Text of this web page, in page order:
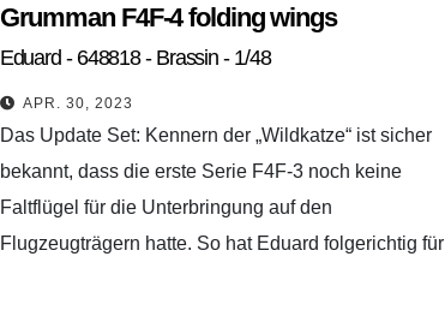
Grumman F4F-4 folding wings
Eduard - 648818 - Brassin - 1/48
APR. 30, 2023
Das Update Set: Kennern der „Wildkatze“ ist sicher
bekannt, dass die erste Serie F4F-3 noch keine
Faltflügel für die Unterbringung auf den
Flugzeugträgern hatte. So hat Eduard folgerichtig für